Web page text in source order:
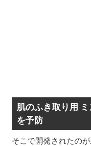
肌のふき取り用
を予防
そこで開発されたの